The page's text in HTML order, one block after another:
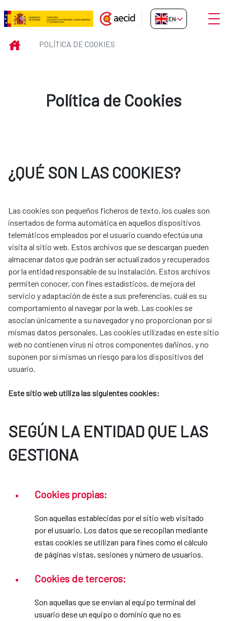
Skip to Main Content
Política de Cookies
EN-GB
INICIOPOLÍTICA DE COOKIES
Política de Cookies
¿QUÉ SON LAS COOKIES?
Las cookies son pequeños ficheros de texto, los cuales son
insertados de forma automática en aquellos dispositivos
telemáticos empleados por el usuario cuando efectúa una
visita al sitio web. Estos archivos que se descargan pueden
almacenar datos que podrán ser actualizados y recuperados
por la entidad responsable de su instalación. Estos archivos
permiten conocer, con fines estadísticos, de mejora del
servicio y adaptación de éste a sus preferencias, cuál es su
comportamiento al navegar por la web. Las cookies se
asocian únicamente a su navegador y no proporcionan por sí
mismas datos personales. Las cookies utilizadas en este sitio
web no contienen virus ni otros componentes dañinos, y no
suponen por sí mismas un riesgo para los dispositivos del
usuario.
Este sitio web utiliza las siguientes cookies:
SEGÚN LA ENTIDAD QUE LAS
GESTIONA
Cookies propias:
Son aquellas establecidas por el sitio web visitado
por el usuario. Los datos que se recopilan mediante
estas cookies se utilizan para fines como el cálculo
de páginas vistas, sesiones y número de usuarios.
Cookies de terceros:
Son aquellas que se envían al equipo terminal del
usuario dese un equipo o dominio que no es